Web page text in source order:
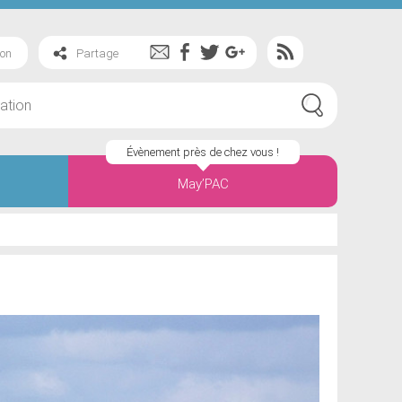
Partage
May’PAC
Évènement près de chez vous !